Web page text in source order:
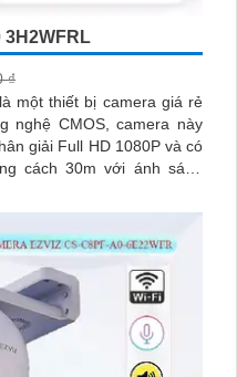
3H2WFRL
₫
một thiết bị camera giá rẻ
giải Full HD 1080P và có
cách 30m với ánh sáng